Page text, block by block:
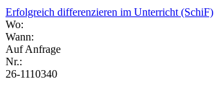
Erfolgreich differenzieren im Unterricht (SchiF)
Wo:
Wann:
Auf Anfrage
Nr.:
26-1110340